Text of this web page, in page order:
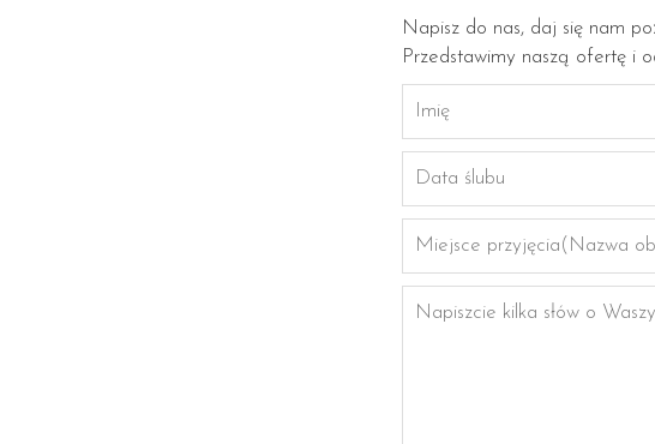
Napisz do nas, daj się nam
Przedstawimy naszą ofertę i